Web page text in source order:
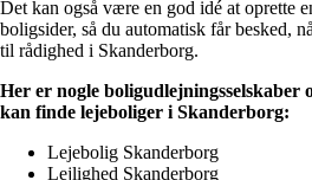
Det kan også være en god idé at oprette
boligsider, så du automatisk får besked,
til rådighed i Skanderborg.
Her er nogle boligudlejningsselskaber
kan finde lejeboliger i Skanderborg:
Lejebolig Skanderborg
Lejlighed Skanderborg